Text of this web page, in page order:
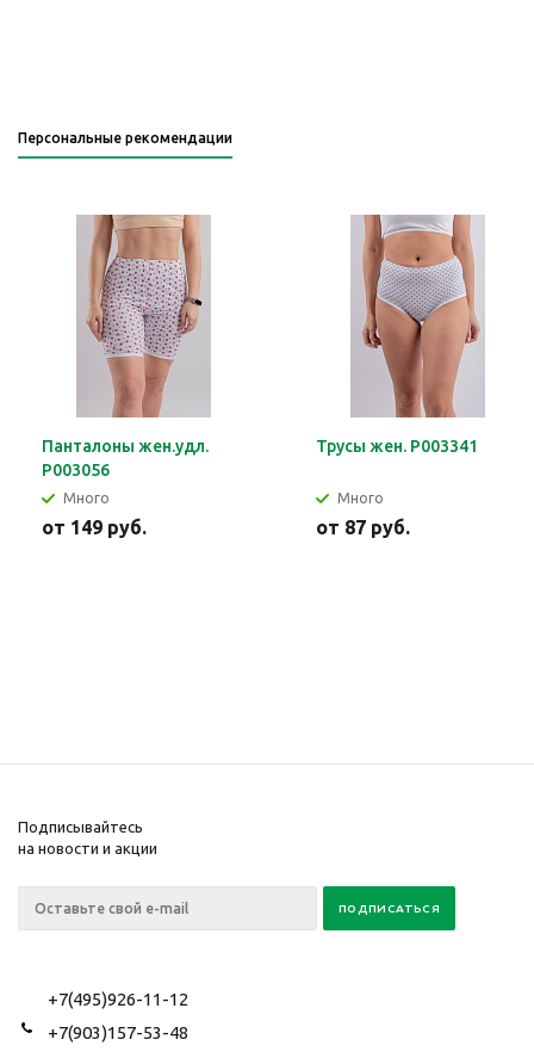
Персональные рекомендации
Панталоны жен.удл.
Р003056
Много
от 149 руб.
Трусы жен. Р003341
Много
от 87 руб.
Подписывайтесь
на новости и акции
+7(495)926-11-12
+7(903)157-53-48